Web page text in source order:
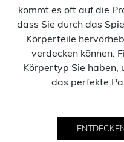
kommt es oft auf die
dass Sie durch das
Körperteile
verdecken können.
Körpertyp Sie haben,
das perfekte